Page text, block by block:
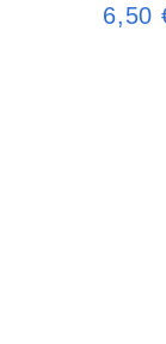
6,50